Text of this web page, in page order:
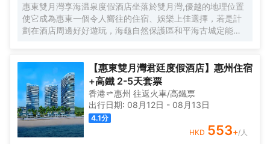
惠東雙月灣享海温泉度假酒店坐落於雙月灣,優越的地理位置
使它成為惠東一個令人嚮往的住宿、娛樂上佳選擇，若是計
劃在酒店周邊好好遊玩，海龜自然保護區和平海古城定能滿
熱水壺和咖啡壺/茶壺，以滿足您的飲水需求，浴室配有拖
鞋、24小時熱水和浴缸/ 酒店備受好評的中餐廳和西餐廳,會
為您提供舒適的用餐體驗,閒暇時間在酒店的酒吧喝上一杯,是
您休憩放鬆的好選擇。如果旅客願意,酒店可以提供滿足需求
的客房送餐服務。 酒店種類繁多的休閒設施能為每一位下榻
於此的您創造多元化的休閒空間，這其中地包括酒店無邊際
泳池及中心園林泳池、健身房、兒童樂園、沙灘運動項目
【惠東雙月灣君廷度假酒店】惠州住宿
+高鐵 2-5天套票
香港 惠州 往返火車/高鐵票
出行日期: 08月12日 - 08月13日
4.1分
HKD 553+/人